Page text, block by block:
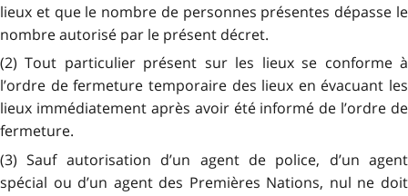
lieux et que le nombre de personnes présentes dépasse le
nombre autorisé par le présent décret.
(2) Tout particulier présent sur les lieux se conforme à
l’ordre de fermeture temporaire des lieux en évacuant les
lieux immédiatement après avoir été informé de l’ordre de
fermeture.
(3) Sauf autorisation d’un agent de police, d’un agent
spécial ou d’un agent des Premières Nations, nul ne doit